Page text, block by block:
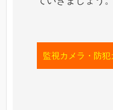
監視カメラ・防